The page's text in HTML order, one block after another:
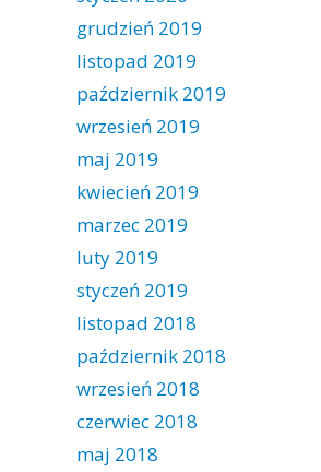
grudzień 2019
listopad 2019
październik 2019
wrzesień 2019
maj 2019
kwiecień 2019
marzec 2019
luty 2019
styczeń 2019
listopad 2018
październik 2018
wrzesień 2018
czerwiec 2018
maj 2018